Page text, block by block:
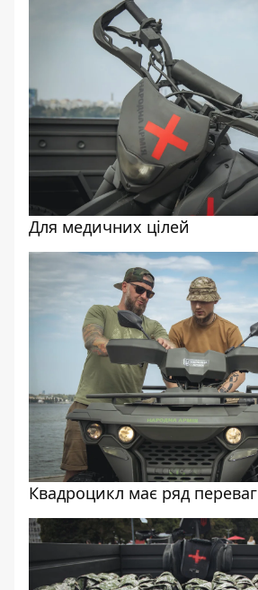
Для медичних цілей
Квадроцикл має ряд переваг